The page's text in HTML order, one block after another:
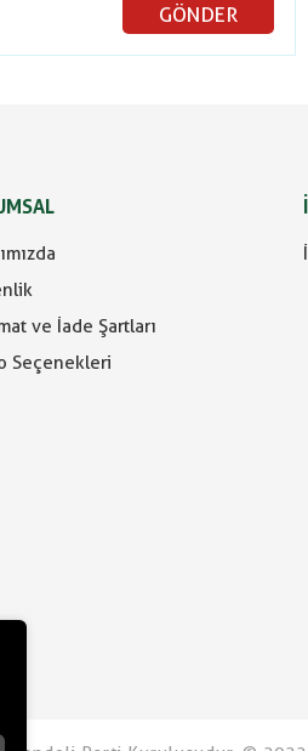
GÖNDER
ve İade Şartları
Seçenekleri